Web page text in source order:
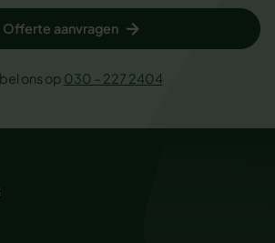
Offerte aanvragen
ons op 030 – 227 2404